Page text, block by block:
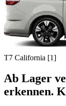
T7 California [1]
Ab Lager
erkennen.